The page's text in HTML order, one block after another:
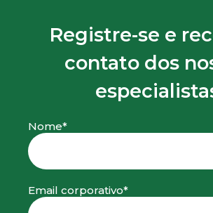
Registre-se e
contato dos
Nome*
Email corporativo*